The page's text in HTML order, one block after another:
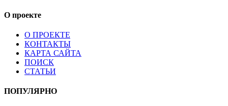
О проекте
О ПРОЕКТЕ
КОНТАКТЫ
КАРТА САЙТА
ПОИСК
СТАТЬИ
ПОПУЛЯРНО